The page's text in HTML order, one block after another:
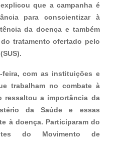
que a campanha é
para conscientizar à
da doença e também
tratamento ofertado pelo
feira, com as instituições e
trabalham no combate à
ressaltou a importância da
da Saúde e essas
à doença. Participaram do
do Movimento de